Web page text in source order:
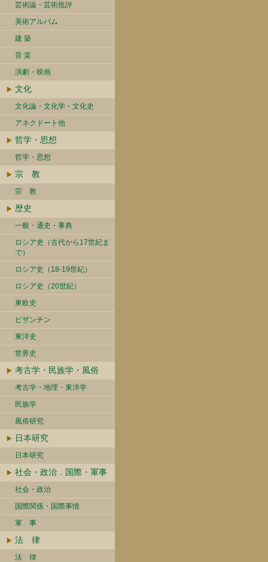
芸術論・芸術批評
美術アルバム
建 築
音 楽
演劇・映画
文化
文化論・文化学・文化史
アネクドート他
哲学・思想
哲学・思想
宗 教
宗 教
歴史
一般・通史・事典
ロシア史（古代から17世紀ま
で）
ロシア史（18-19世紀）
ロシア史（20世紀）
東欧史
ビザンチン
東洋史
世界史
考古学・民族学・風俗
考古学・地理・東洋学
民族学
風俗研究
日本研究
日本研究
社会・政治．国際・軍事
社会・政治
国際関係・国際事情
軍 事
法 律
法 律